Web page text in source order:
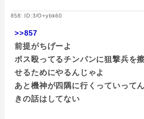
858: ID:3/O+ybk60
>>857
前提がちげーよ
ボス殴ってるチンパンに狙撃兵を
せるためにやるんじゃよ
あと機神が四隅に行くっていって
きの話はしてない